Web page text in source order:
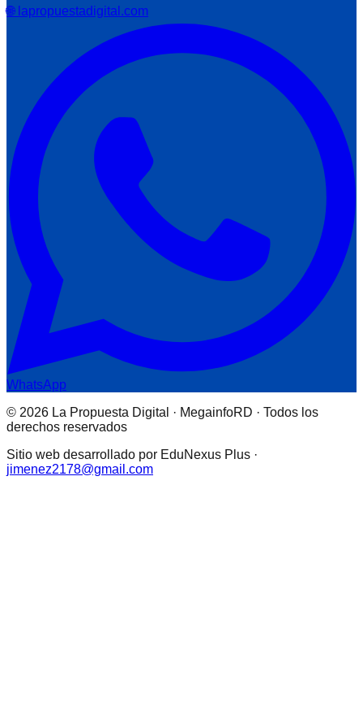
🌐 lapropuestadigital.com
WhatsApp
© 2026 La Propuesta Digital · MegainfoRD · Todos los
derechos reservados
Sitio web desarrollado por EduNexus Plus ·
jimenez2178@gmail.com